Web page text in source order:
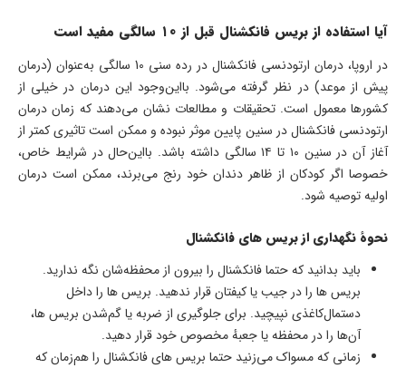
آیا استفاده از بریس فانکشنال قبل از ۱۰ سالگی مفید است
در اروپا، درمان ارتودنسی فانکشنال در رده سنی 10 سالگی به‌عنوان (درمان
پیش از موعد) در نظر گرفته می‌شود. بااین‌وجود این درمان در خیلی از
کشورها معمول است. تحقیقات و مطالعات نشان می‌دهند که زمان درمان
ارتودنسی فانکشنال در سنین پایین موثر نبوده و ممکن است تاثیری کمتر از
آغاز آن در سنین ۱۰ تا ۱۴ سالگی داشته باشد. بااین‌حال در شرایط خاص،
خصوصا اگر کودکان از ظاهر دندان خود رنج می‌برند، ممکن است درمان
اولیه توصیه شود.
نحوهٔ نگهداری از بریس های فانکشنال
باید بدانید که حتما فانکشنال را بیرون از محفظه‌شان نگه ندارید.
بریس ها را در جیب یا کیفتان قرار ندهید. بریس ها را داخل
دستمال‌کاغذی نپیچید. برای جلوگیری از ضربه یا گم‌شدن بریس ها،
آن‌ها را در محفظه یا جعبهٔ مخصوص خود قرار دهید.
زمانی که مسواک می‌زنید حتما بریس های فانکشنال را هم‌زمان که